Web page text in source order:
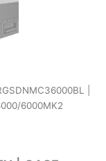
|
6000MK2